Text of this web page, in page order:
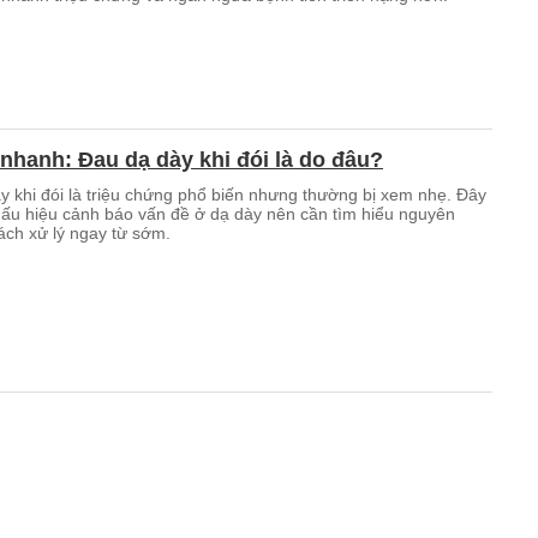
Đau dạ dày khi đói là do đâu?
khi đói là triệu chứng phổ biến nhưng thường bị xem nhẹ. Đây
hiệu cảnh báo vấn đề ở dạ dày nên cần tìm hiểu nguyên
xử lý ngay từ sớm.